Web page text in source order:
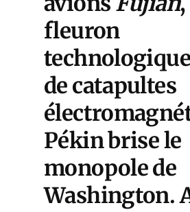
fleuron
de catapultes
Pékin brise le
monopole de
Washington.